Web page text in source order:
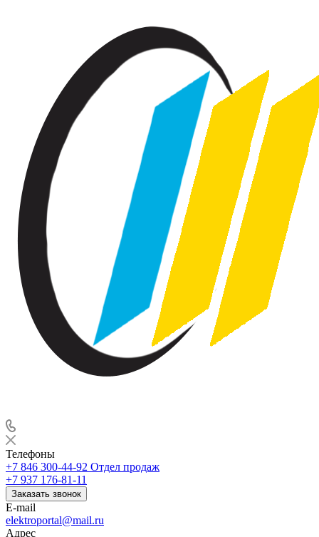
Телефоны
+7 846 300-44-92 Отдел продаж
+7 937 176-81-11
Заказать звонок
E-mail
elektroportal@mail.ru
Адрес